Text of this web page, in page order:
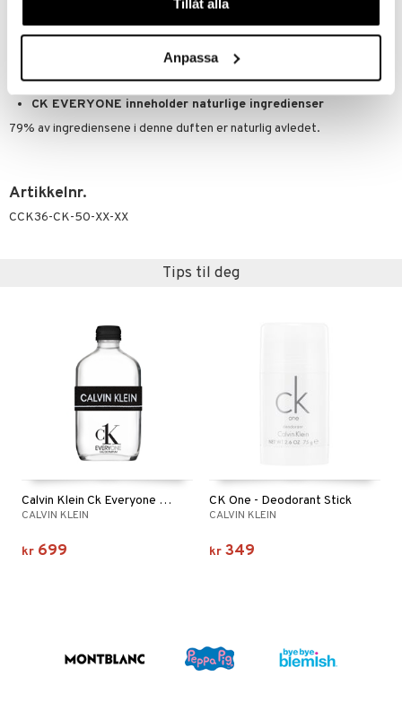
Tillåt alla
Anpassa
CK EVERYONES kartong inneholder resirkulert materiale
Duften pakkes i en glassflaske som inneholder 10% resirkulert
materiale og kartongen som inneholder 30% resirkulert materiale
CK EVERYONE inneholder naturlige ingredienser
79% av ingrediensene i denne duften er naturlig avledet.
Artikkelnr.
CCK36-CK-50-XX-XX
Tips til deg
Calvin Klein Ck Everyone Eau de parfum
CALVIN KLEIN
kr 699
CK One - Deodorant Stick
CALVIN KLEIN
kr 349